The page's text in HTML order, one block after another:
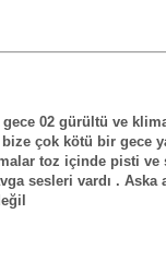
02 gürültü ve
çok kötü bir gece
toz içinde pisti ve
sesleri vardı . Aska